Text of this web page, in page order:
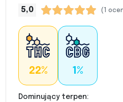
5,0 (1
22% 1%
Dominujący terpen: